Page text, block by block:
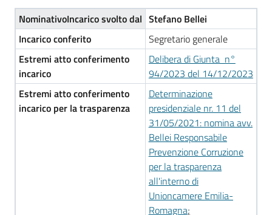
lavoro
Promozione
Innovazione
NominativoIncarico svolto dal Stefano Bellei
Incarico conferito
Segretario generale
Estremi atto conferimento
incarico
Delibera di Giunta n°
94/2023 del 14/12/2023
Estremi atto conferimento
incarico per la trasparenza
Determinazione
presidenziale nr. 11 del
31/05/2021: nomina avv.
Bellei Responsabile
Prevenzione Corruzione
per la trasparenza
all'interno di
Unioncamere Emilia-
Romagna;